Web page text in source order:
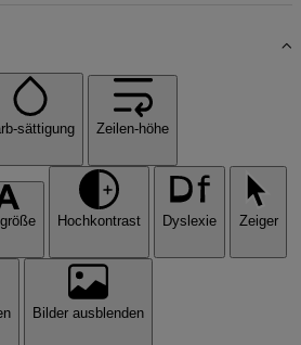
sättigung Zeilen-höhe
Hochkontrast Dyslexie Zeiger
Bilder ausblenden